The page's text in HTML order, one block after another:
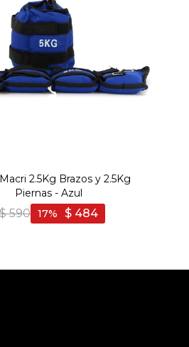
2.5Kg Brazos y 2.5Kg
Piernas - Azul
$ 590 $ 484
17